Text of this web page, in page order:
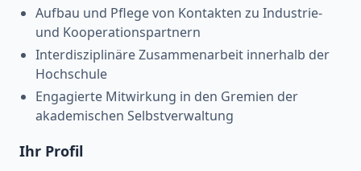
Aufbau und Pflege von Kontakten zu Industrie‑
und Kooperationspartnern
Interdisziplinäre Zusammenarbeit innerhalb der
Hochschule
Engagierte Mitwirkung in den Gremien der
akademischen Selbstverwaltung
Ihr Profil